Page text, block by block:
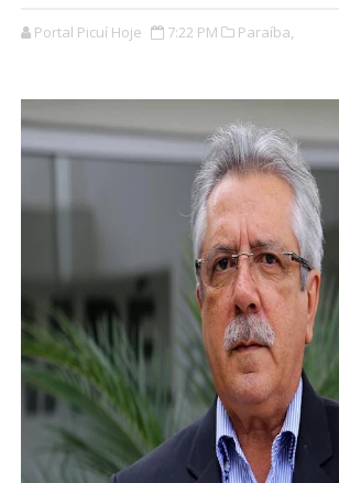
Portal Picuí Hoje 7:22 PM Paraíba,